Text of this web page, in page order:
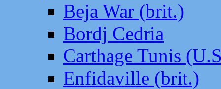
Beja War (brit.)
Bordj Cedria
Carthage Tunis
Enfidaville (brit.)